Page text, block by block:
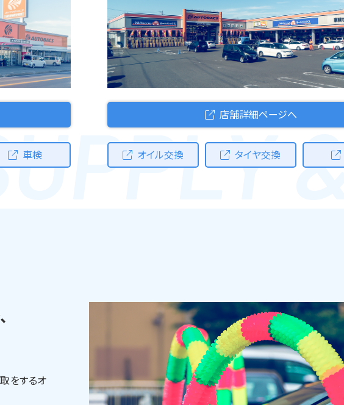
&
車検
店舗詳細ページへ
オイル交換 タイヤ交換
をするオ